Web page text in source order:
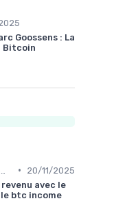
Goossens : La
Bitcoin
•
20/11/2025
avec le
btc income